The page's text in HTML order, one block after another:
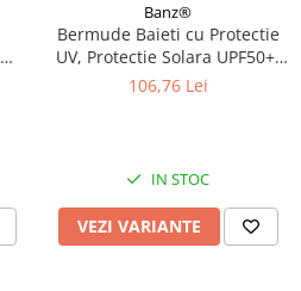
Banz®
Bermude Baieti cu Protectie
UV, Protectie Solara UPF50+,
Turttle, Diverse marimi
106,76 Lei
IN STOC
VEZI VARIANTE